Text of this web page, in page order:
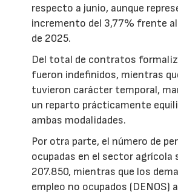
respecto a junio, aunque
incremento del 3,77% frente
de 2025.
Del total de contratos
fueron indefinidos, mientras
tuvieron carácter temporal,
un reparto prácticamente
ambas modalidades.
Por otra parte, el número de
ocupadas en el sector agrícola
207.850, mientras que los
empleo no ocupados (DENOS)